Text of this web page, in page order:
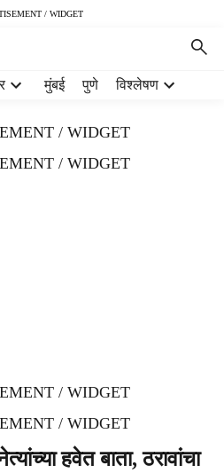
/ WIDGET
मुंबई पुणे विश्लेषण
/ WIDGET
/ WIDGET
/ WIDGET
/ WIDGET
हवेत बाता, ठरावांचा